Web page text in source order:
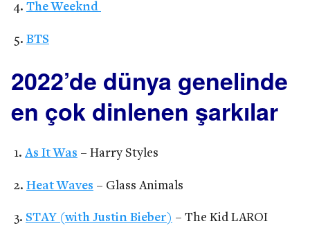
The Weeknd
BTS
2022’de dünya genelinde
en çok dinlenen şarkılar
As It Was – Harry Styles
Heat Waves – Glass Animals
STAY (with Justin Bieber) – The Kid LAROI